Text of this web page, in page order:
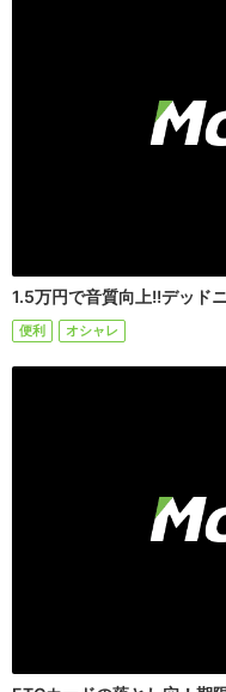
1.5万円で音質向上!!デッド
便利 オシャレ